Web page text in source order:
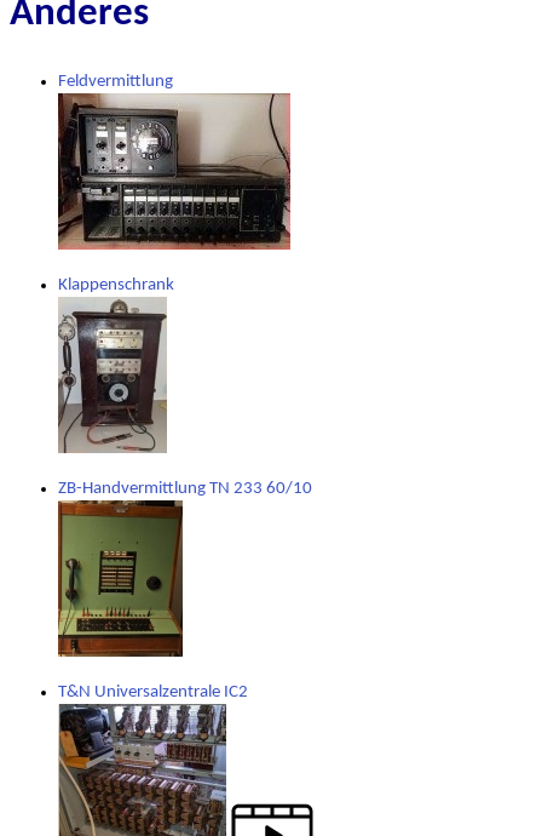
Anderes
Feldvermittlung
Klappenschrank
ZB-Handvermittlung TN 233 60/10
T&N Universalzentrale IC2